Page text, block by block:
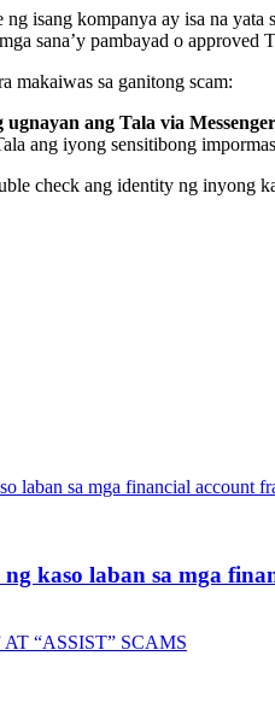
isang kompanya ay isa na
sana’y pambayad o approved
makaiwas sa ganitong scam:
ang Tala via
ang iyong sensitibong
check ang identity ng inyong
kaso laban sa mga